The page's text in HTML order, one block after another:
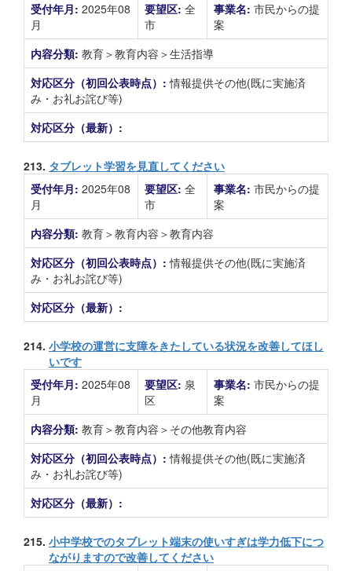
受付年月: 2025年08
月
要望区: 全
市
事業名: 市民からの提
案
内容分類: 教育＞教育内容＞生活指導
対応区分（初回公表時点）:情報提供その他(既に実施済
み・お礼お詫び等)
対応区分（最新）:
213. タブレット学習を見直してください
受付年月: 2025年08
月
要望区: 全
市
事業名: 市民からの提
案
内容分類: 教育＞教育内容＞教育内容
対応区分（初回公表時点）:情報提供その他(既に実施済
み・お礼お詫び等)
対応区分（最新）:
214. 小学校の運営に支障をきたしている状況を改善してほし
いです
受付年月: 2025年08
月
要望区: 泉
区
事業名: 市民からの提
案
内容分類: 教育＞教育内容＞その他教育内容
対応区分（初回公表時点）:情報提供その他(既に実施済
み・お礼お詫び等)
対応区分（最新）:
215. 小中学校でのタブレット端末の使いすぎは学力低下につ
ながりますので改善してください